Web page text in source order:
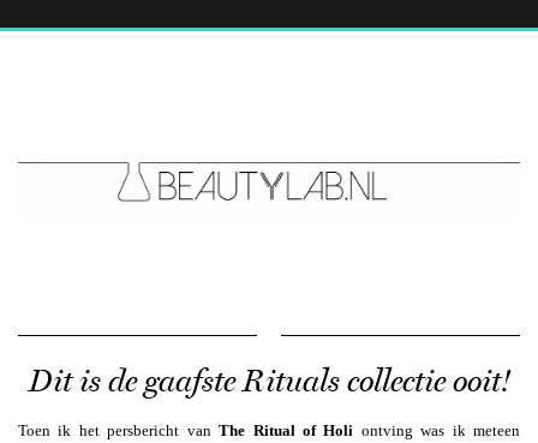
Dit is de gaafste Rituals collectie ooit!
Toen ik het persbericht vanThe Ritual of Holi ontving was ik meteen